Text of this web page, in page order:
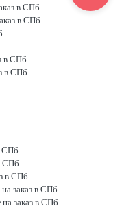
в СПб
в СПб
в СПб
в СПб
СПб
СПб
в СПб
заказ в СПб
заказ в СПб